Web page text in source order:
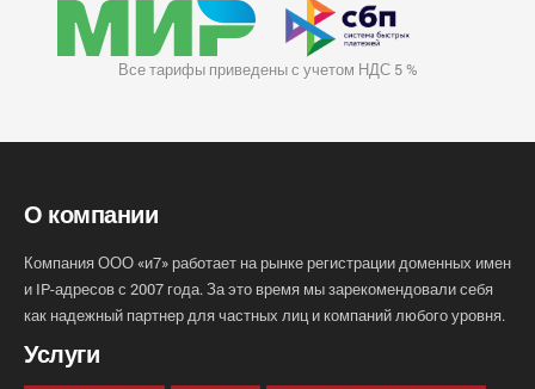
Все тарифы приведены с учетом НДС 5 %
О компании
Компания ООО «и7» работает на рынке регистрации доменных имен
и IP-адресов с 2007 года. За это время мы зарекомендовали себя
как надежный партнер для частных лиц и компаний любого уровня.
Услуги